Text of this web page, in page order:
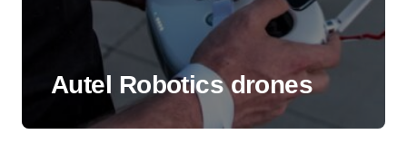
Autel Robotics drones